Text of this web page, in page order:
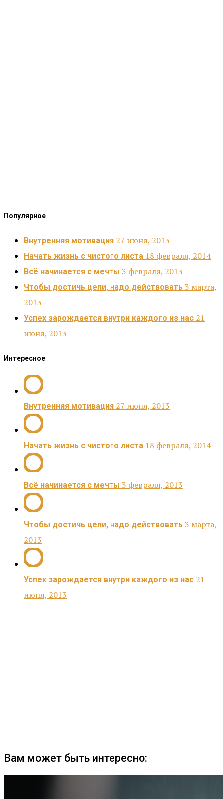
Популярное
Внутренняя мотивация 27 июня, 2013
Начать жизнь с чистого листа 18 февраля, 2014
Всё начинается с мечты 3 февраля, 2013
Чтобы достичь цели, надо действовать 3 марта,
2013
Успех зарождается внутри каждого из нас 21
июня, 2013
Интересное
Внутренняя мотивация 27 июня, 2013
Начать жизнь с чистого листа 18 февраля, 2014
Всё начинается с мечты 3 февраля, 2013
Чтобы достичь цели, надо действовать 3 марта,
2013
Успех зарождается внутри каждого из нас 21
июня, 2013
Вам может быть интересно: